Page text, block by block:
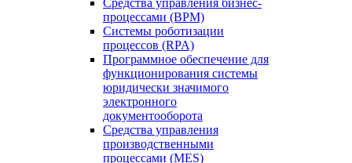
процессами (BPM)
Системы роботизации
процессов (RPA)
Программное обеспечение для
функционирования системы
юридически значимого
электронного
документооборота
Средства управления
производственными
процессами (MES)